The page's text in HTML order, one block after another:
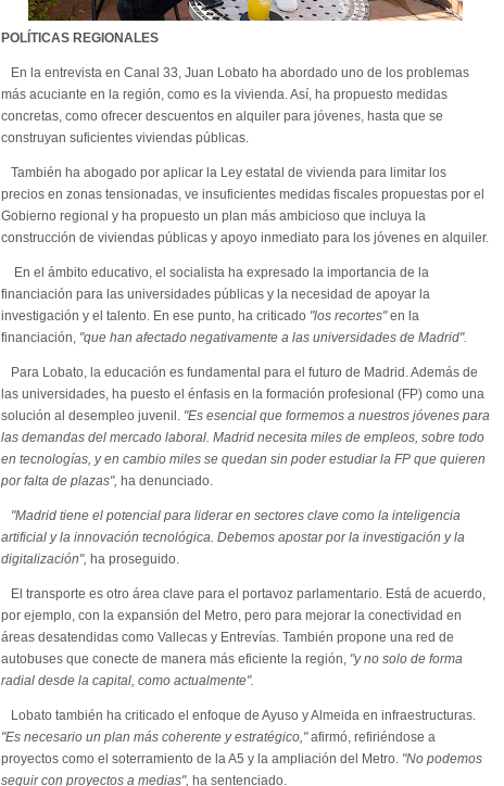
POLÍTICAS REGIONALES
En la entrevista en Canal 33, Juan Lobato ha abordado uno de los problemas
más acuciante en la región, como es la vivienda. Así, ha propuesto medidas
concretas, como ofrecer descuentos en alquiler para jóvenes, hasta que se
construyan suficientes viviendas públicas.
También ha abogado por aplicar la Ley estatal de vivienda para limitar los
precios en zonas tensionadas, ve insuficientes medidas fiscales propuestas por el
Gobierno regional y ha propuesto un plan más ambicioso que incluya la
construcción de viviendas públicas y apoyo inmediato para los jóvenes en alquiler.
En el ámbito educativo, el socialista ha expresado la importancia de la
financiación para las universidades públicas y la necesidad de apoyar la
investigación y el talento. En ese punto, ha criticado "los recortes"en la
financiación, "que han afectado negativamente a las universidades de Madrid".
Para Lobato, la educación es fundamental para el futuro de Madrid. Además de
las universidades, ha puesto el énfasis en la formación profesional (FP) como una
solución al desempleo juvenil. "Es esencial que formemos a nuestros jóvenes para
las demandas del mercado laboral. Madrid necesita miles de empleos, sobre todo
en tecnologías, y en cambio miles se quedan sin poder estudiar la FP que quieren
por falta de plazas", ha denunciado.
"Madrid tiene el potencial para liderar en sectores clave como la inteligencia
artificial y la innovación tecnológica. Debemos apostar por la investigación y la
digitalización", ha proseguido.
El transporte es otro área clave para el portavoz parlamentario. Está de acuerdo,
por ejemplo, con la expansión del Metro, pero para mejorar la conectividad en
áreas desatendidas como Vallecas y Entrevías. También propone una red de
autobuses que conecte de manera más eficiente la región, "y no solo de forma
radial desde la capital, como actualmente".
Lobato también ha criticado el enfoque de Ayuso y Almeida en infraestructuras.
"Es necesario un plan más coherente y estratégico,"afirmó, refiriéndose a
proyectos como el soterramiento de la A5 y la ampliación del Metro. "No podemos
seguir con proyectos a medias", ha sentenciado.